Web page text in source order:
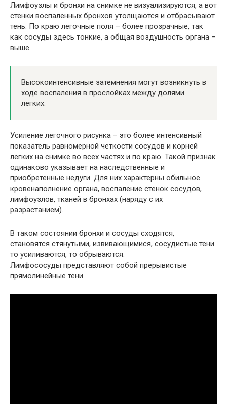
Лимфоузлы и бронхи на снимке не визуализируются, а вот
стенки воспаленных бронхов утолщаются и отбрасывают
тень. По краю легочные поля – более прозрачные, так
как сосуды здесь тонкие, а общая воздушность органа –
выше.
Высокоинтенсивные затемнения могут возникнуть в
ходе воспаления в прослойках между долями
легких.
Усиление легочного рисунка – это более интенсивный
показатель равномерной четкости сосудов и корней
легких на снимке во всех частях и по краю. Такой признак
одинаково указывает на наследственные и
приобретенные недуги. Для них характерны обильное
кровенаполнение органа, воспаление стенок сосудов,
лимфоузлов, тканей в бронхах (наряду с их
разрастанием).
В таком состоянии бронхи и сосуды сходятся,
становятся стянутыми, извивающимися, сосудистые тени
то усиливаются, то обрываются.
Лимфососуды представляют собой прерывистые
прямолинейные тени.